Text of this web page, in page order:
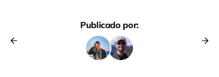
Publicado por: